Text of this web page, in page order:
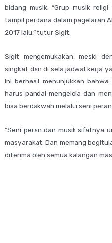
bidang musik. “Grup musik
tampil perdana dalam pagelaran
2017 lalu,” tutur Sigit.
Sigit mengemukakan, meski
singkat dan di sela jadwal kerja
ini berhasil menunjukkan
harus pandai mengelola dan
bisa berdakwah melalui seni
“Seni peran dan musik sifatnya
masyarakat. Dan memang
diterima oleh semua kalangan